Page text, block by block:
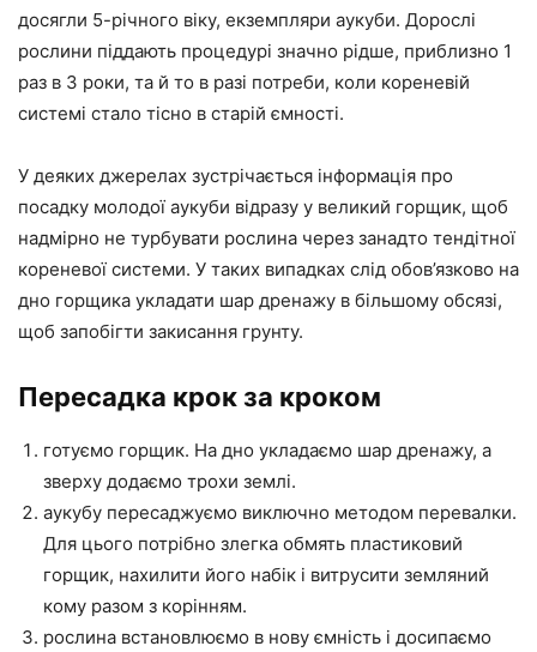
досягли 5-річного віку, екземпляри аукуби. Дорослі
рослини піддають процедурі значно рідше, приблизно 1
раз в 3 роки, та й то в разі потреби, коли кореневій
системі стало тісно в старій ємності.
У деяких джерелах зустрічається інформація про
посадку молодої аукуби відразу у великий горщик, щоб
надмірно не турбувати рослина через занадто тендітної
кореневої системи. У таких випадках слід обов’язково на
дно горщика укладати шар дренажу в більшому обсязі,
щоб запобігти закисання грунту.
Пересадка крок за кроком
готуємо горщик. На дно укладаємо шар дренажу, а
зверху додаємо трохи землі.
аукубу пересаджуємо виключно методом перевалки.
Для цього потрібно злегка обмять пластиковий
горщик, нахилити його набік і витрусити земляний
кому разом з корінням.
рослина встановлюємо в нову ємність і досипаємо